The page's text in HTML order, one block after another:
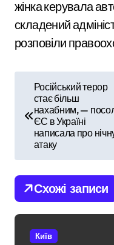
жінка керувала
складений
розповіли
і
г
а
Російський терор
стає більш
нахабним, —
ЄС в Україні
написала про
атаку
Схожі записи
Київ